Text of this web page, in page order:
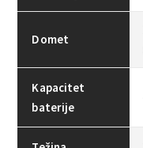
Domet
Kapacitet
baterije